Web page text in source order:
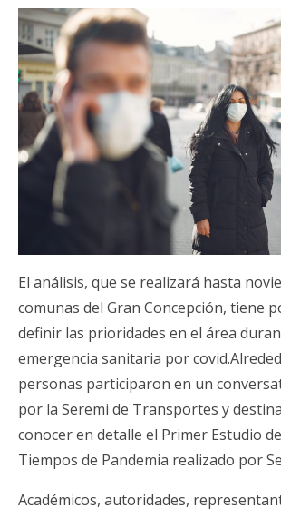
El análisis, que se realizará hasta
comunas del Gran Concepción, tiene
definir las prioridades en el área
emergencia sanitaria por
personas participaron en un
por la Seremi de Transportes y
conocer en detalle el Primer Estudio
Tiempos de Pandemia realizado por
Académicos, autoridades,